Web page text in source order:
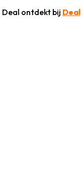
Deal ontdekt bij Deal